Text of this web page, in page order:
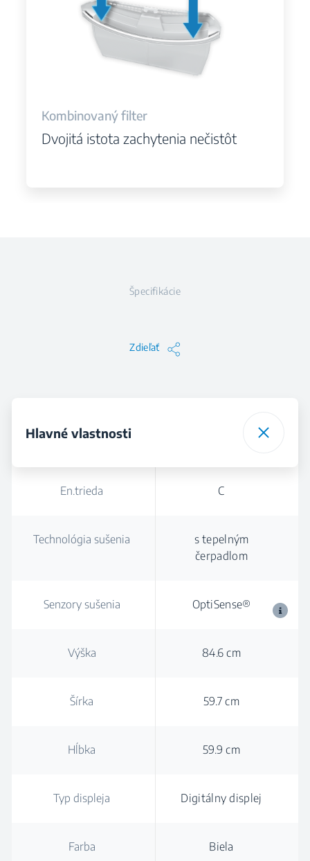
Kombinovaný filter
Dvojitá istota zachytenia nečistôt
Špecifikácie
Zdieľať
Hlavné vlastnosti
En.trieda C
Technológia sušenia
s tepelným
čerpadlom
Senzory sušenia OptiSense®
Výška 84.6 cm
Šírka 59.7 cm
Hĺbka 59.9 cm
Typ displeja Digitálny displej
Farba Biela